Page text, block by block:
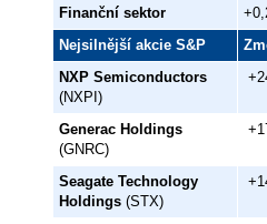
Finanční sektor
Nejsilnější akcie S&P
NXP Semiconductors
(NXPI)
Generac Holdings
(GNRC)
Seagate Technology
Holdings (STX)